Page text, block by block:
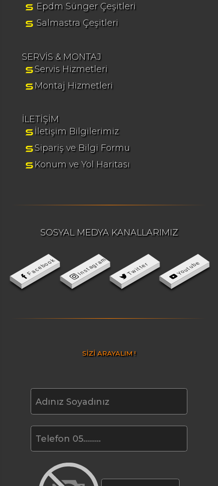
Epdm Sünger Çeşitleri
Salmastra Çeşitleri
SERVİS & MONTAJ
Servis Hizmetleri
Montaj Hizmetleri
İLETİŞİM
İletişim Bilgilerimiz
Sipariş ve Bilgi Formu
Konum ve Yol Haritası
SOSYAL MEDYA KANALLARIMIZ
Facebook Instagram Twitter Youtube
SİZİ ARAYALIM !